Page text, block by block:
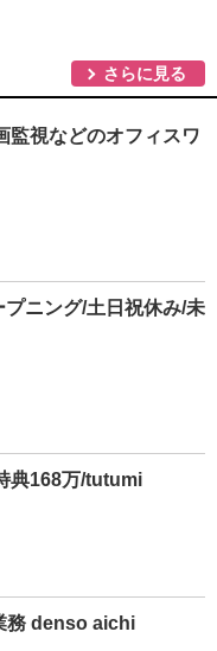
さらに見る
監視などのオフィスワ
ニング/土日祝休み/未
典168万/tutumi
務 denso aichi